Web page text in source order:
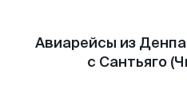
Авиарейсы из
с Сантьяго